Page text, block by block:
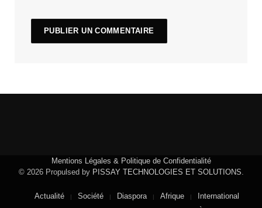
Mentions Légales & Politique de Confidentialité
© 2026 Propulsed by PISSAY TECHNOLOGIES ET SOLUTIONS
Actualité Société Diaspora Afrique
International